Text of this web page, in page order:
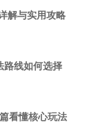
解与实用攻略
路线如何选择
看懂核心玩法